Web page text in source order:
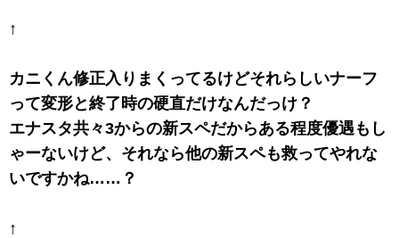
↑
カニくん修正入りまくってるけどそれらしいナーフ
って変形と終了時の硬直だけなんだっけ？
エナスタ共々3からの新スペだからある程度優遇もし
ゃーないけど、それなら他の新スペも救ってやれな
いですかね……？
↑